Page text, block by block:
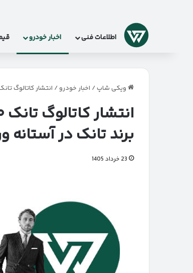
لوگو اطلاعات فنی اخبار خودرو
ویکی شاپ/ اخبار خودرو/ انتشار کاتالوگ تانک ۷۰۰؛ لوکس‌ترین شاسی‌بلند آفرودی برند تانک در آستانه ورود به بازار
برند تانک در آستانه
23 خرداد 1405